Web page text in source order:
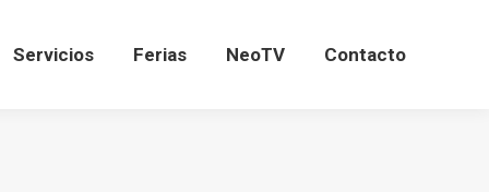
Servicios Ferias NeoTV Contacto